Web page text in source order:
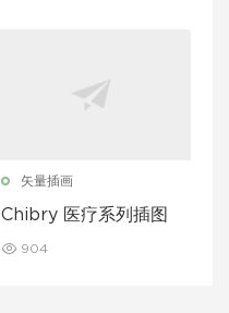
矢量插画
Chibry 医疗系列插图
904